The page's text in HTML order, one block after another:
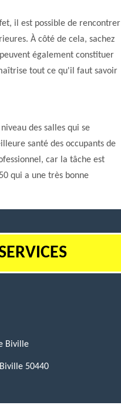
il est possible de rencontrer
À côté de cela, sachez
également constituer
tout ce qu'il faut savoir
des salles qui se
santé des occupants de
car la tâche est
qui a une très bonne
Biville
50440